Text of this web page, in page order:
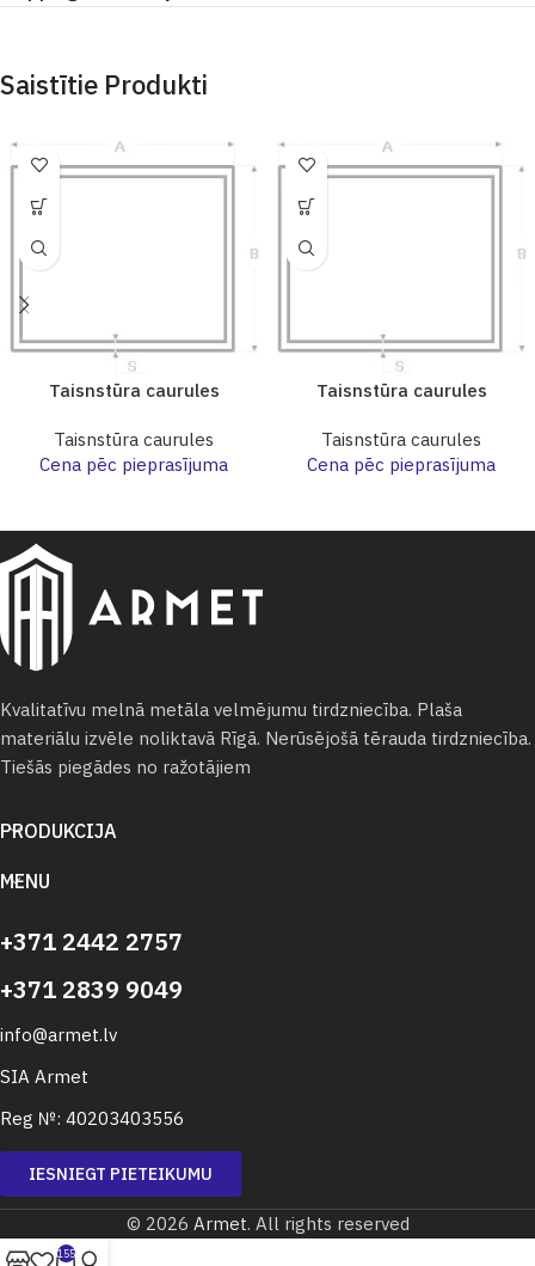
Saistītie Produkti
Taisnstūra caurules
Taisnstūra caurules
Cena pēc pieprasījuma
Taisnstūra caurules
Taisnstūra caurules
Cena pēc pieprasījuma
Kvalitatīvu melnā metāla velmējumu tirdzniecība. Plaša
materiālu izvēle noliktavā Rīgā. Nerūsējošā tērauda tirdzniecība.
Tiešās piegādes no ražotājiem
PRODUKCIJA
MENU
+371 2442 2757
+371 2839 9049
info@armet.lv
SIA Armet
Reg №: 40203403556
IESNIEGT PIETEIKUMU
© 2026 Armet. All rights reserved
155